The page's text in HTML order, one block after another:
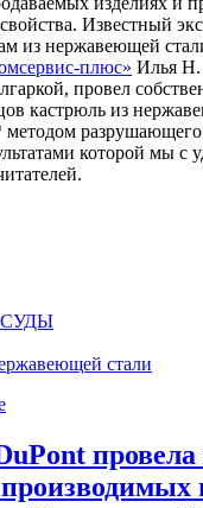
Известный
из нержавеющей
плюс» Илья Н.
провел
кастрюль из
разрушающего
которой мы с
стали